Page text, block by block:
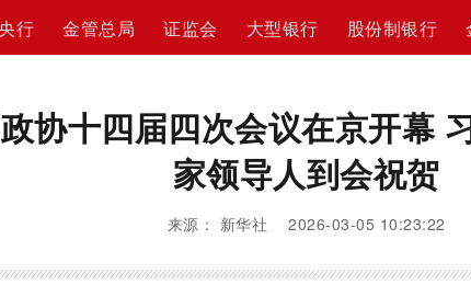
行 金管总局 证监会 大型银行 股份制银行
协十四届四次会议在京开幕
家领导人到会祝贺
来源： 新华社 2026-03-05 10:23:22